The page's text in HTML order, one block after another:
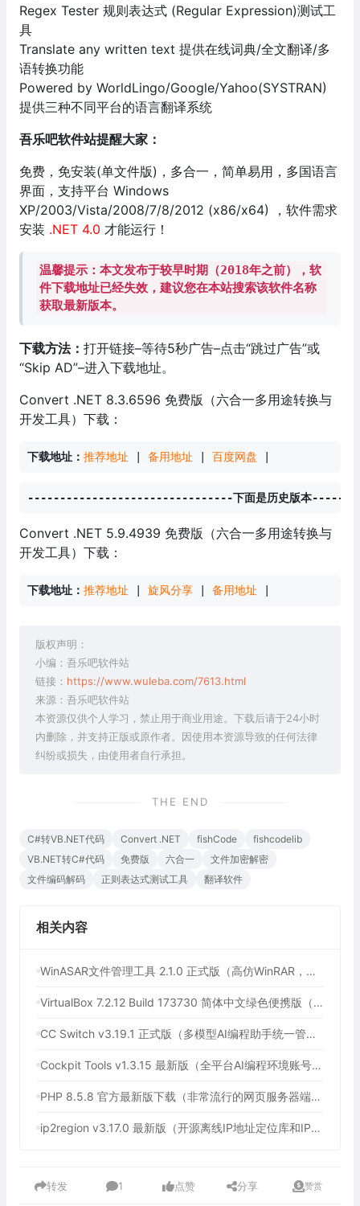
Regex Tester 规则表达式 (Regular Expression)测试工
具
Translate any written text 提供在线词典/全文翻译/多
语转换功能
Powered by WorldLingo/Google/Yahoo(SYSTRAN)
提供三种不同平台的语言翻译系统
吾乐吧软件站提醒大家：
免费，免安装(单文件版)，多合一，简单易用，多国语言
界面，支持平台 Windows
XP/2003/Vista/2008/7/8/2012 (x86/x64) ，软件需求
安装 .NET 4.0 才能运行！
温馨提示：本文发布于较早时期（2018年之前），软
件下载地址已经失效，建议您在本站搜索该软件名称
获取最新版本。
下载方法： 打开链接–等待5秒广告–点击“跳过广告”或
“Skip AD”–进入下载地址。
Convert .NET 8.3.6596 免费版（六合一多用途转换与
开发工具）下载：
下载地址： 推荐地址 | 备用地址 | 百度网盘 |
--------------------------------下面是历史版本
Convert .NET 5.9.4939 免费版（六合一多用途转换与
开发工具）下载：
下载地址： 推荐地址 | 旋风分享 | 备用地址 |
版权声明：
小编：吾乐吧软件站
链接： https://www.wuleba.com/7613.html
来源：吾乐吧软件站
本资源仅供个人学习，禁止用于商业用途。下载后请于24小时
内删除，并支持正版或原作者。因使用本资源导致的任何法律
纠纷或损失，由使用者自行承担。
THE END
C#转VB.NET代码 Convert .NET fishCode
fishcodelib
VB.NET转C#代码
免费版 六合一
文件加密解密
文件编码解码
正则表达式测试工具 翻译软件
相关内容
WinASAR文件管理工具 2.1.0 正式版（高仿WinRAR，最好用的Electron ASAR文件打包/解包工具、压缩/解压工具）
VirtualBox 7.2.12 Build 173730 简体中文绿色便携版（免费开源的虚拟机）
CC Switch v3.19.1 正式版（多模型AI编程助手统一管理平台，AI编程必备工具）
Cockpit Tools v1.3.15 最新版（全平台AI编程环境账号管理与多开神器，支持WorkBuddy一键签到）
PHP 8.5.8 官方最新版下载（非常流行的网页服务器端脚本语言）
ip2region v3.17.0 最新版（开源离线IP地址定位库和IP定位数据管理框架）
转发 1 点赞 分享 赞赏